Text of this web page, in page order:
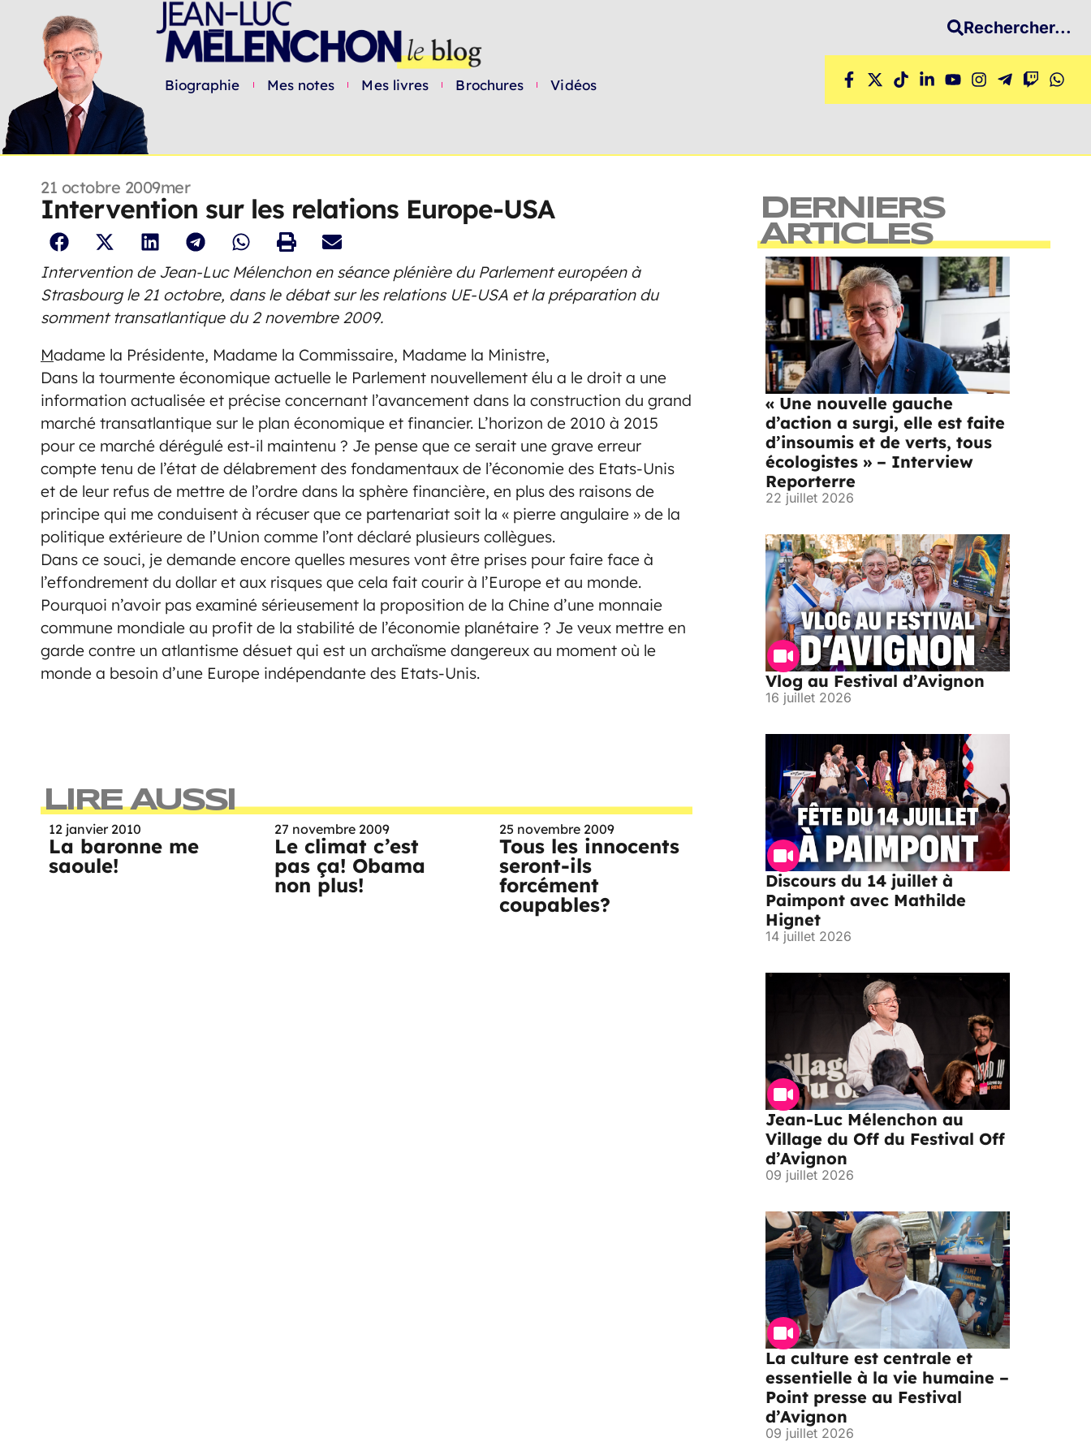
Biographie Mes notes Mes livres Brochures Vidéos
Rechercher...
21 octobre 2009mer
Intervention sur les relations Europe-USA
Intervention de Jean-Luc Mélenchon en séance plénière du Parlement européen à
Strasbourg le 21 octobre, dans le débat sur les relations UE-USA et la préparation du
somment transatlantique du 2 novembre 2009.
Madame la Présidente, Madame la Commissaire, Madame la Ministre,
Dans la tourmente économique actuelle le Parlement nouvellement élu a le droit a une
information actualisée et précise concernant l’avancement dans la construction du grand
marché transatlantique sur le plan économique et financier. L’horizon de 2010 à 2015
pour ce marché dérégulé est-il maintenu ? Je pense que ce serait une grave erreur
compte tenu de l’état de délabrement des fondamentaux de l’économie des Etats-Unis
et de leur refus de mettre de l’ordre dans la sphère financière, en plus des raisons de
principe qui me conduisent à récuser que ce partenariat soit la « pierre angulaire » de la
politique extérieure de l’Union comme l’ont déclaré plusieurs collègues.
Dans ce souci, je demande encore quelles mesures vont être prises pour faire face à
l’effondrement du dollar et aux risques que cela fait courir à l’Europe et au monde.
Pourquoi n’avoir pas examiné sérieusement la proposition de la Chine d’une monnaie
commune mondiale au profit de la stabilité de l’économie planétaire ? Je veux mettre en
garde contre un atlantisme désuet qui est un archaïsme dangereux au moment où le
monde a besoin d’une Europe indépendante des Etats-Unis.
LIRE AUSSI
12 janvier 2010
La baronne me
saoule!
27 novembre 2009
Le climat c’est
pas ça! Obama
non plus!
25 novembre 2009
Tous les innocents
seront-ils
forcément
coupables?
DERNIERS
ARTICLES
« Une nouvelle gauche
d’action a surgi, elle est faite
d’insoumis et de verts, tous
écologistes » – Interview
Reporterre
22 juillet 2026
Vlog au Festival d’Avignon
16 juillet 2026
Discours du 14 juillet à
Paimpont avec Mathilde
Hignet
14 juillet 2026
Jean-Luc Mélenchon au
Village du Off du Festival Off
d’Avignon
09 juillet 2026
La culture est centrale et
essentielle à la vie humaine –
Point presse au Festival
d’Avignon
09 juillet 2026